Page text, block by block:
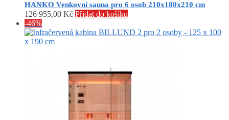
HANKO Venkovní sauna pro 6 osob 210x180x210 cm
126 955,00 Kč Přidat do košíku
-46%